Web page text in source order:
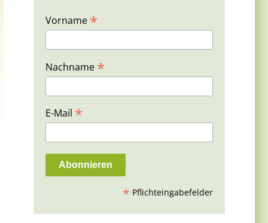
Vorname *
Nachname *
E-Mail *
* Pflichteingabefelder